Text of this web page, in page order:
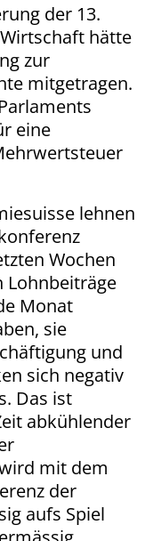
der 13.
hätte
zur
mitgetragen.
eine
lehnen
Wochen
Monat
sie
und
sich negativ
Das ist
abkühlender
mit dem
der
aufs Spiel